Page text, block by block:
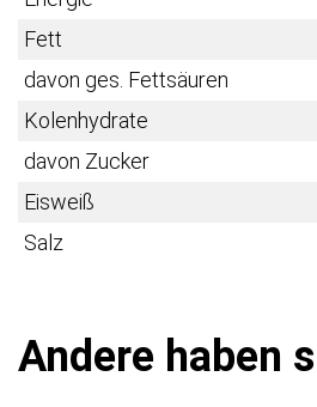
Fett
davon ges. Fettsäuren
Kolenhydrate
davon Zucker
Eisweiß
Salz
Andere haben